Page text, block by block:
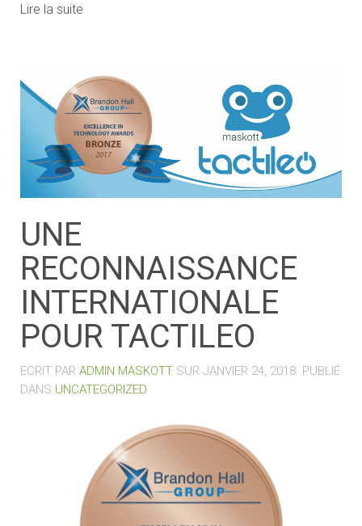
Lire la suite
UNE
RECONNAISSANCE
INTERNATIONALE
POUR TACTILEO
ECRIT PAR ADMIN MASKOTT SUR JANVIER 24, 2018. PUBLIÉ
DANS UNCATEGORIZED